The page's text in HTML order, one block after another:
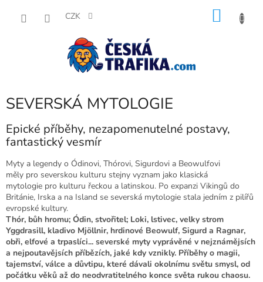
CZK
SEVERSKÁ MYTOLOGIE
Epické příběhy, nezapomenutelné postavy,
fantastický vesmír
Myty a legendy o Ódinovi, Thórovi, Sigurdovi a Beowulfovi
měly pro severskou kulturu stejny vyznam jako klasická
mytologie pro kulturu řeckou a latinskou. Po expanzi Vikingů do
Británie, Irska a na Island se severská mytologie stala jedním z pilířů
evropské kultury.
Thór, bůh hromu; Ódin, stvořitel; Loki, lstivec, velky strom
Yggdrasill, kladivo Mjöllnir, hrdinové Beowulf, Sigurd a Ragnar,
obři, elfové a trpaslíci... severské myty vyprávěné v nejznámějsích
a nejpoutavějsích příbězích, jaké kdy vznikly. Příběhy o magii,
tajemství, válce a důvtipu, které dávali okolnímu světu smysl, od
počátku věků až do neodvratitelného konce světa rukou chaosu.